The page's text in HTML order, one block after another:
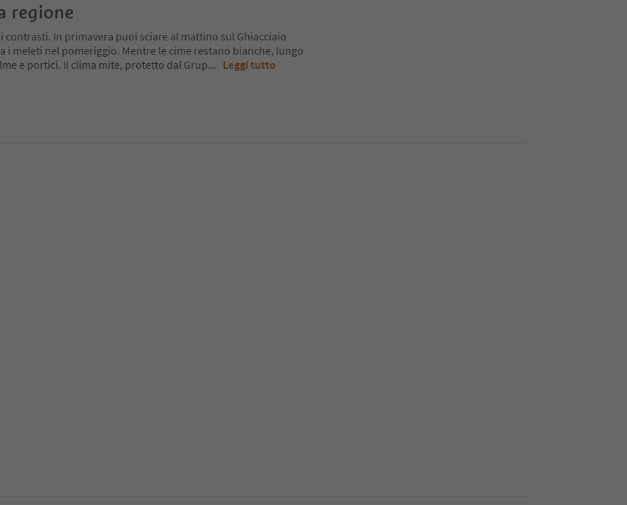
regione
contrasti. In primavera puoi sciare al mattino sul Ghiacciaio
i meleti nel pomeriggio. Mentre le cime restano bianche, lungo
e portici. Il clima mite, protetto dal Grup... Leggi tutto